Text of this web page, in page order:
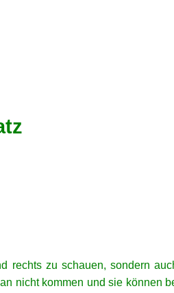
zu schauen, sondern
nicht kommen und sie können